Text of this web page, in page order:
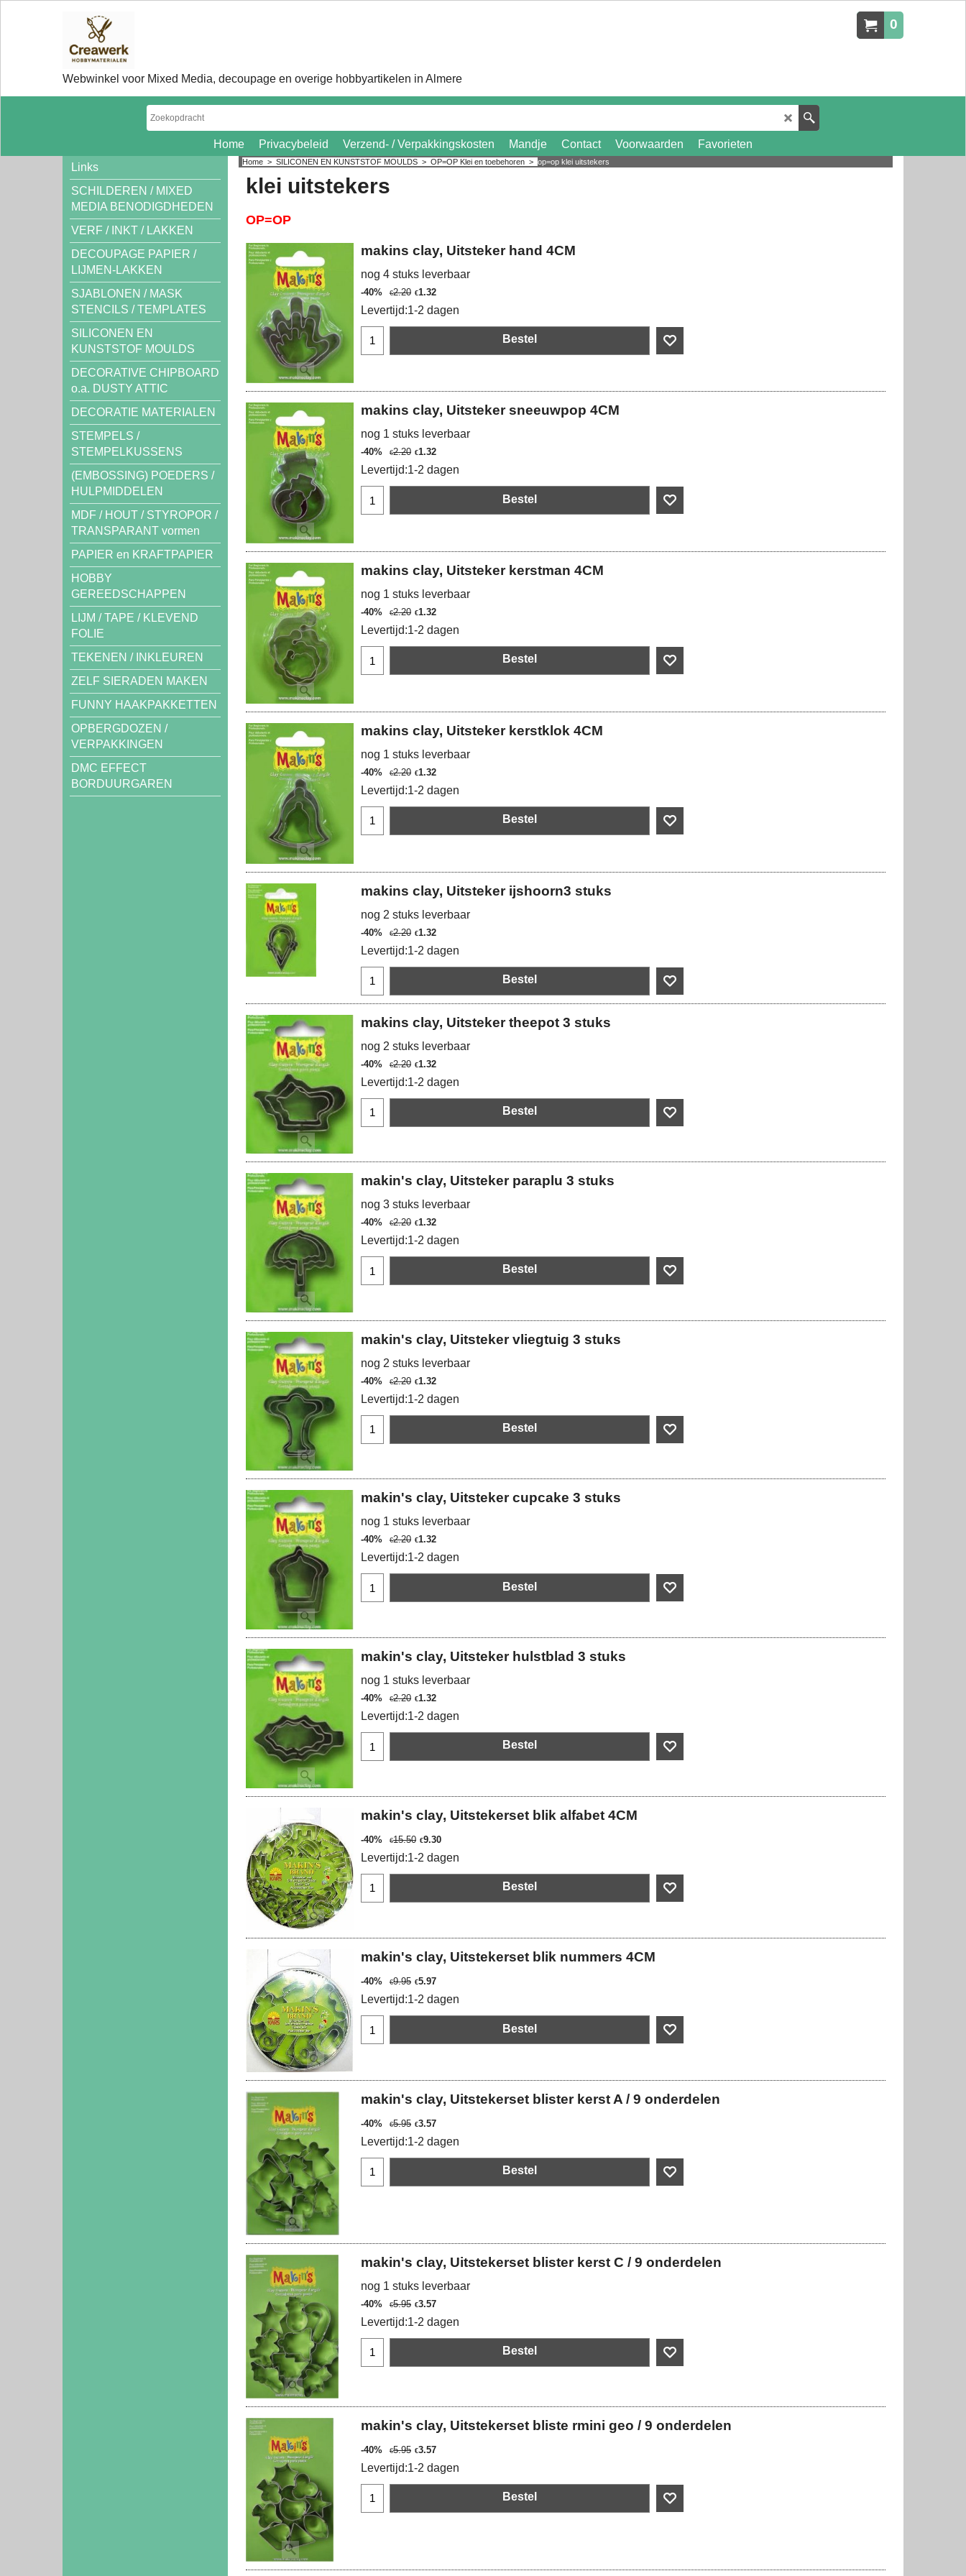
0
Webwinkel voor Mixed Media, decoupage en overige hobbyartikelen in Almere
Home Privacybeleid Verzend- / Verpakkingskosten Mandje Contact Voorwaarden
Favorieten
Links
SCHILDEREN / MIXED
MEDIA BENODIGDHEDEN
VERF / INKT / LAKKEN
DECOUPAGE PAPIER /
LIJMEN-LAKKEN
SJABLONEN / MASK
STENCILS / TEMPLATES
SILICONEN EN
KUNSTSTOF MOULDS
DECORATIVE CHIPBOARD
o.a. DUSTY ATTIC
DECORATIE MATERIALEN
STEMPELS /
STEMPELKUSSENS
(EMBOSSING) POEDERS /
HULPMIDDELEN
MDF / HOUT / STYROPOR /
TRANSPARANT vormen
PAPIER en KRAFTPAPIER
HOBBY
GEREEDSCHAPPEN
LIJM / TAPE / KLEVEND
FOLIE
TEKENEN / INKLEUREN
ZELF SIERADEN MAKEN
FUNNY HAAKPAKKETTEN
OPBERGDOZEN /
VERPAKKINGEN
DMC EFFECT
BORDUURGAREN
Home > SILICONEN EN KUNSTSTOF MOULDS > OP=OP Klei en toebehoren > op=op klei uitstekers
klei uitstekers
OP=OP
makins clay, Uitsteker hand 4CM
nog 4 stuks leverbaar
-40% €2.20 €1.32
Levertijd:1-2 dagen
Bestel
makins clay, Uitsteker sneeuwpop 4CM
nog 1 stuks leverbaar
-40% €2.20 €1.32
Levertijd:1-2 dagen
Bestel
makins clay, Uitsteker kerstman 4CM
nog 1 stuks leverbaar
-40% €2.20 €1.32
Levertijd:1-2 dagen
Bestel
makins clay, Uitsteker kerstklok 4CM
nog 1 stuks leverbaar
-40% €2.20 €1.32
Levertijd:1-2 dagen
Bestel
makins clay, Uitsteker ijshoorn3 stuks
nog 2 stuks leverbaar
-40% €2.20 €1.32
Levertijd:1-2 dagen
Bestel
makins clay, Uitsteker theepot 3 stuks
nog 2 stuks leverbaar
-40% €2.20 €1.32
Levertijd:1-2 dagen
Bestel
makin's clay, Uitsteker paraplu 3 stuks
nog 3 stuks leverbaar
-40% €2.20 €1.32
Levertijd:1-2 dagen
Bestel
makin's clay, Uitsteker vliegtuig 3 stuks
nog 2 stuks leverbaar
-40% €2.20 €1.32
Levertijd:1-2 dagen
Bestel
makin's clay, Uitsteker cupcake 3 stuks
nog 1 stuks leverbaar
-40% €2.20 €1.32
Levertijd:1-2 dagen
Bestel
makin's clay, Uitsteker hulstblad 3 stuks
nog 1 stuks leverbaar
-40% €2.20 €1.32
Levertijd:1-2 dagen
Bestel
makin's clay, Uitstekerset blik alfabet 4CM
-40% €15.50 €9.30
Levertijd:1-2 dagen
Bestel
makin's clay, Uitstekerset blik nummers 4CM
-40% €9.95 €5.97
Levertijd:1-2 dagen
Bestel
makin's clay, Uitstekerset blister kerst A / 9 onderdelen
-40% €5.95 €3.57
Levertijd:1-2 dagen
Bestel
makin's clay, Uitstekerset blister kerst C / 9 onderdelen
nog 1 stuks leverbaar
-40% €5.95 €3.57
Levertijd:1-2 dagen
Bestel
makin's clay, Uitstekerset bliste rmini geo / 9 onderdelen
-40% €5.95 €3.57
Levertijd:1-2 dagen
Bestel